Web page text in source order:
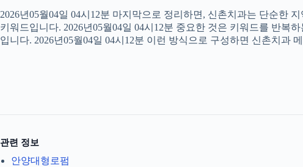
2026년05월04일 04시12분 마지막으로 정리하면, 신촌치과는 단순한
키워드입니다. 2026년05월04일 04시12분 중요한 것은 키워드를 반복
입니다. 2026년05월04일 04시12분 이런 방식으로 구성하면 신촌치과
관련 정보
안양대형로펌